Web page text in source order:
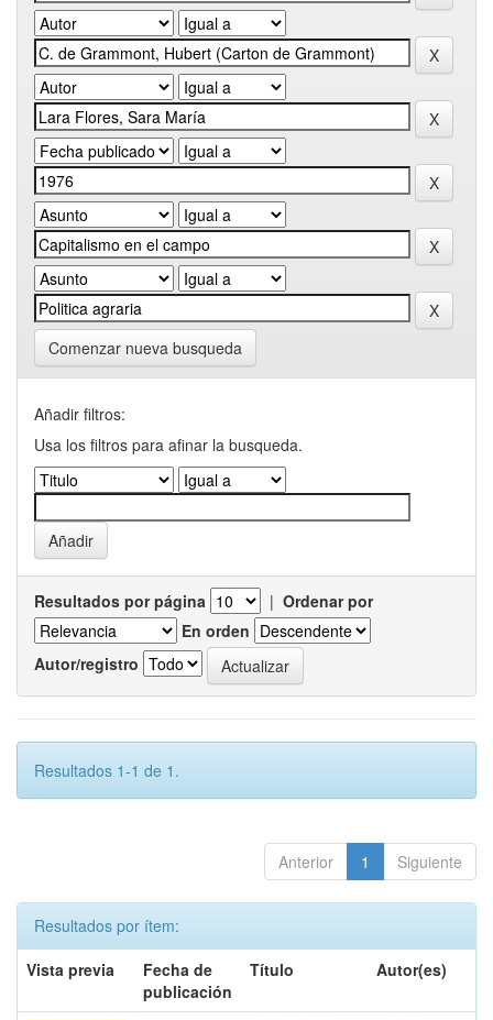
Comenzar nueva busqueda
Añadir filtros:
Usa los filtros para afinar la busqueda.
Resultados por página | Ordenar por
En orden
Autor/registro
Resultados 1-1 de 1.
Anterior 1 Siguiente
Resultados por ítem:
Vista previa
Fecha de
publicación
Título Autor(es)